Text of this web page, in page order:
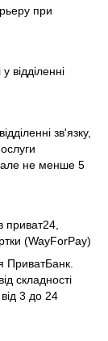
при
відділенні
зв'язку,
але не менше 5
приват24,
(WayForPay)
ПриватБанк.
складності
3 до 24